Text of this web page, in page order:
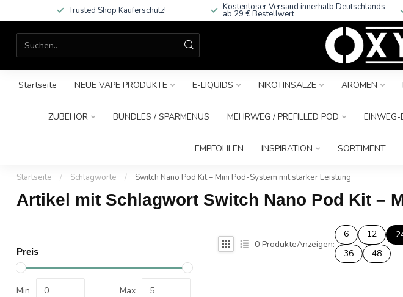
Trusted Shop Käuferschutz! Kostenloser Versand innerhalb Deutschlands
ab 29 € Bestellwert
Startseite NEUE VAPE PRODUKTE E-LIQUIDS NIKOTINSALZE AROMEN
ZUBEHÖR BUNDLES / SPARMENÜS MEHRWEG / PREFILLED POD EINWEG-
EMPFOHLEN INSPIRATION SORTIMENT
Startseite / Schlagworte / Switch Nano Pod Kit – Mini Pod-System mit starker Leistung
Artikel mit Schlagwort Switch Nano Pod Kit –
Preis
Min Max
0 ProdukteAnzeigen:
6 12
36
48